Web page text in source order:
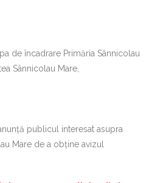
de încadrare Primăria Sânnicolau
Sânnicolau Mare,
publicul interesat asupra
Mare de a obține avizul